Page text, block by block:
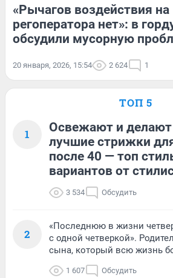
«Рычагов воздействия на
регоператора нет»: в
обсудили мусорную
20 января, 2026, 15:54 2 624 1
ТОП 5
1
Освежают и
лучшие стрижки
после 40 — топ
вариантов от
3 534 Обсудить
2
«Последнюю в жизни
с одной четверкой».
сына, который всю жизнь
1 607 Обсудить